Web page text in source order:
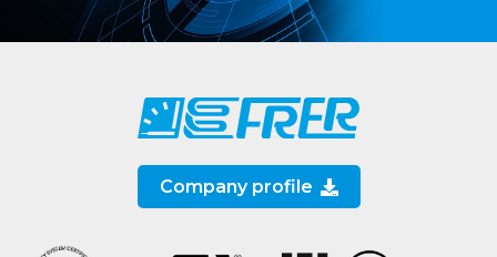
Company profile